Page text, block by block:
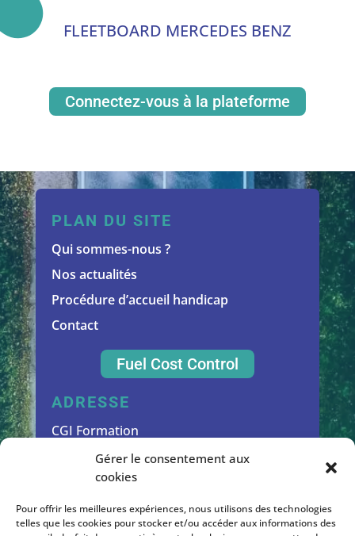
Gérer le consentement aux
cookies
Pour offrir les meilleures expériences, nous utilisons des technologies
telles que les cookies pour stocker et/ou accéder aux informations des
FLEETBOARD MERCEDES BENZ
Connectez-vous à la plateforme
PLAN DU SITE
Qui sommes-nous ?
Nos actualités
Procédure d’accueil handicap
Contact
Fuel Cost Control
ADRESSE
CGI Formation
53 allée de Mégevie
33170 GRADIGNAN – France
Tél. : +33(0)5 57 89 24 14